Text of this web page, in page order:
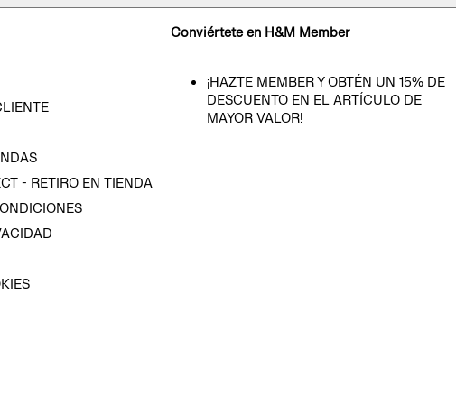
- RETIRO EN TIENDA
Conviértete en H&M Member
¡HAZTE MEMBER Y OBTÉN UN 15% DE
DESCUENTO EN EL ARTÍCULO DE
MAYOR VALOR!